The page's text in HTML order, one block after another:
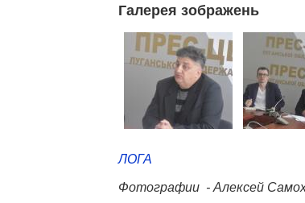
Галерея зображень
ЛОГА
Фотографии - Алексей